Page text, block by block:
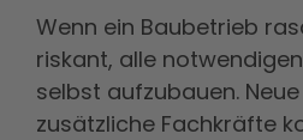
Wenn ein Baubetrieb
riskant, alle
selbst aufzubauen.
zusätzliche Fachkräfte